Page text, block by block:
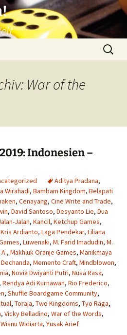
Suchen
nach:
War of the
Indonesien –
Aditya Pradana,
Wirahadi, Bambam Kingdom, Belapati
, Cenayang, Cine Write and Trade,
, David Santoso, Desyanto Lie, Dua
Jalan, Kancil, Ketchup Games,
Kris Ardianto, Laga Pendekar, Liliana
, Luwenaki, M. Farid Imadudin, M.
, Makhluk Oranje Games, Manikmaya
, Memento Craft, Mindblowon,
, Novia Dwiyanti Putri, Nusa Rasa,
, Rendya Adi Kurnawan, Rio Frederico,
, Shuffle Boardgame Community,
, Toraja, Two Kingdoms, Tyo Raga,
, Vicky Belladino, War of the Words,
Wisnu Widiarta, Yusak Arief